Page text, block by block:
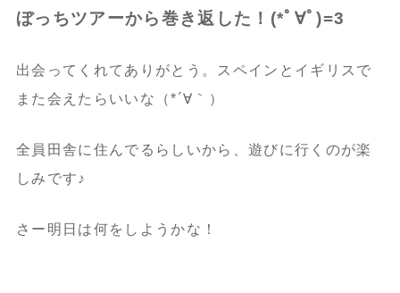
ぼっちツアーから巻き返した！(*ﾟ∀ﾟ)=3
出会ってくれてありがとう。スペインとイギリスで
また会えたらいいな（*´∀｀）
全員田舎に住んでるらしいから、遊びに行くのが楽
しみです♪
さー明日は何をしようかな！